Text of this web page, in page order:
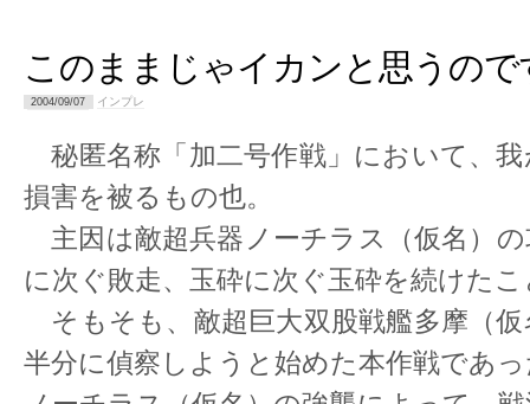
このままじゃイカンと思うので
2004/09/07 インプレ
秘匿名称「加二号作戦」において、
損害を被るもの也。
主因は敵超兵器ノーチラス（仮名）
に次ぐ敗走、玉砕に次ぐ玉砕を続けた
そもそも、敵超巨大双股戦艦多摩（
半分に偵察しようと始めた本作戦であ